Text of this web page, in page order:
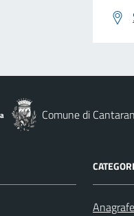
Comune di